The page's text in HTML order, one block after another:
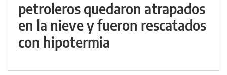
petroleros quedaron atrapados
en la nieve y fueron rescatados
con hipotermia